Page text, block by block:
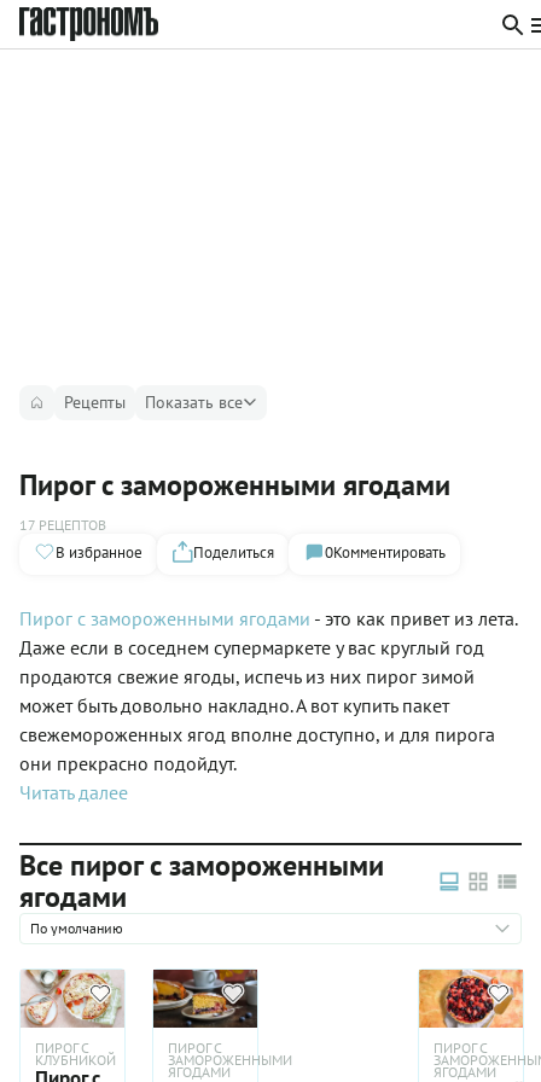
Рецепты Показать все
Пирог с замороженными ягодами
17 РЕЦЕПТОВ
В избранное Поделиться 0Комментировать
Пирог с замороженными ягодами - это как привет из лета.
Даже если в соседнем супермаркете у вас круглый год
продаются свежие ягоды, испечь из них пирог зимой
может быть довольно накладно. А вот купить пакет
свежемороженных ягод вполне доступно, и для пирога
они прекрасно подойдут.
Читать далее
Все пирог с замороженными
ягодами
По умолчанию
ПИРОГ С
КЛУБНИКОЙ
ПИРОГ С
ЗАМОРОЖЕННЫМИ
ЯГОДАМИ
ПИРОГ С
ЯГОДАМИ